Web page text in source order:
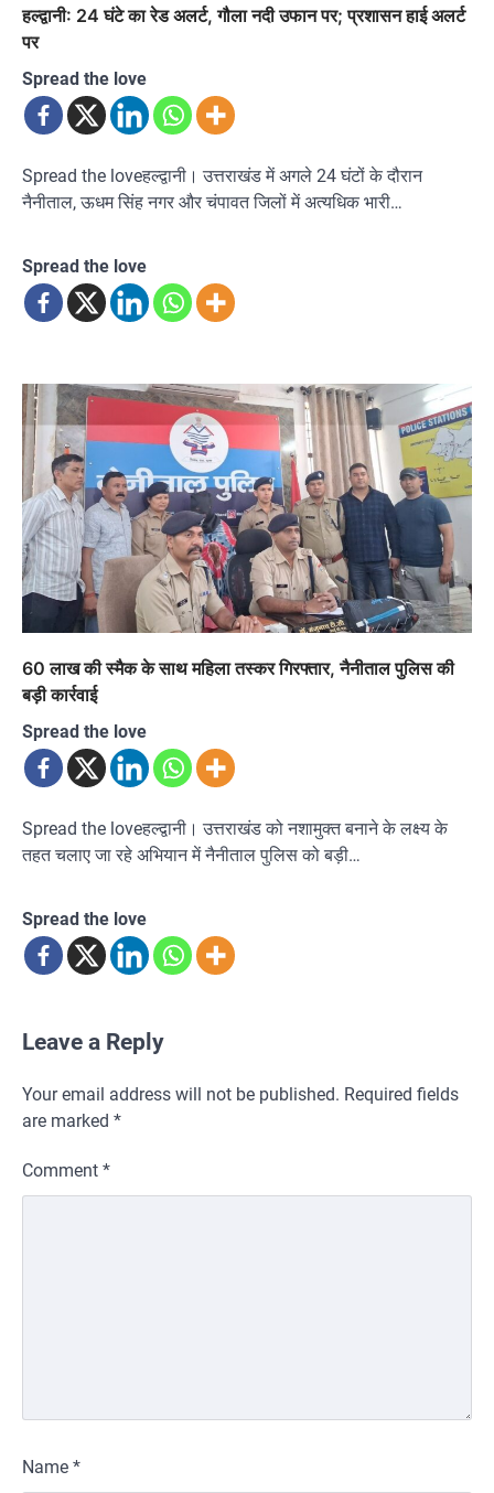
हल्द्वानी: 24 घंटे का रेड अलर्ट, गौला नदी उफान पर; प्रशासन हाई अलर्ट
पर
Spread the love
Spread the loveहल्द्वानी। उत्तराखंड में अगले 24 घंटों के दौरान
नैनीताल, ऊधम सिंह नगर और चंपावत जिलों में अत्यधिक भारी…
Spread the love
60 लाख की स्मैक के साथ महिला तस्कर गिरफ्तार, नैनीताल पुलिस की
बड़ी कार्रवाई
Spread the love
Spread the loveहल्द्वानी। उत्तराखंड को नशामुक्त बनाने के लक्ष्य के
तहत चलाए जा रहे अभियान में नैनीताल पुलिस को बड़ी…
Spread the love
Leave a Reply
Your email address will not be published. Required fields
are marked *
Comment *
Name *